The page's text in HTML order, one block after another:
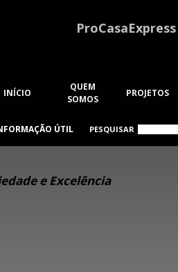
ProCasaExpress
INÍCIO
QUEM
SOMOS
PROJETOS
ÚTIL PESQUISAR
e Excelência